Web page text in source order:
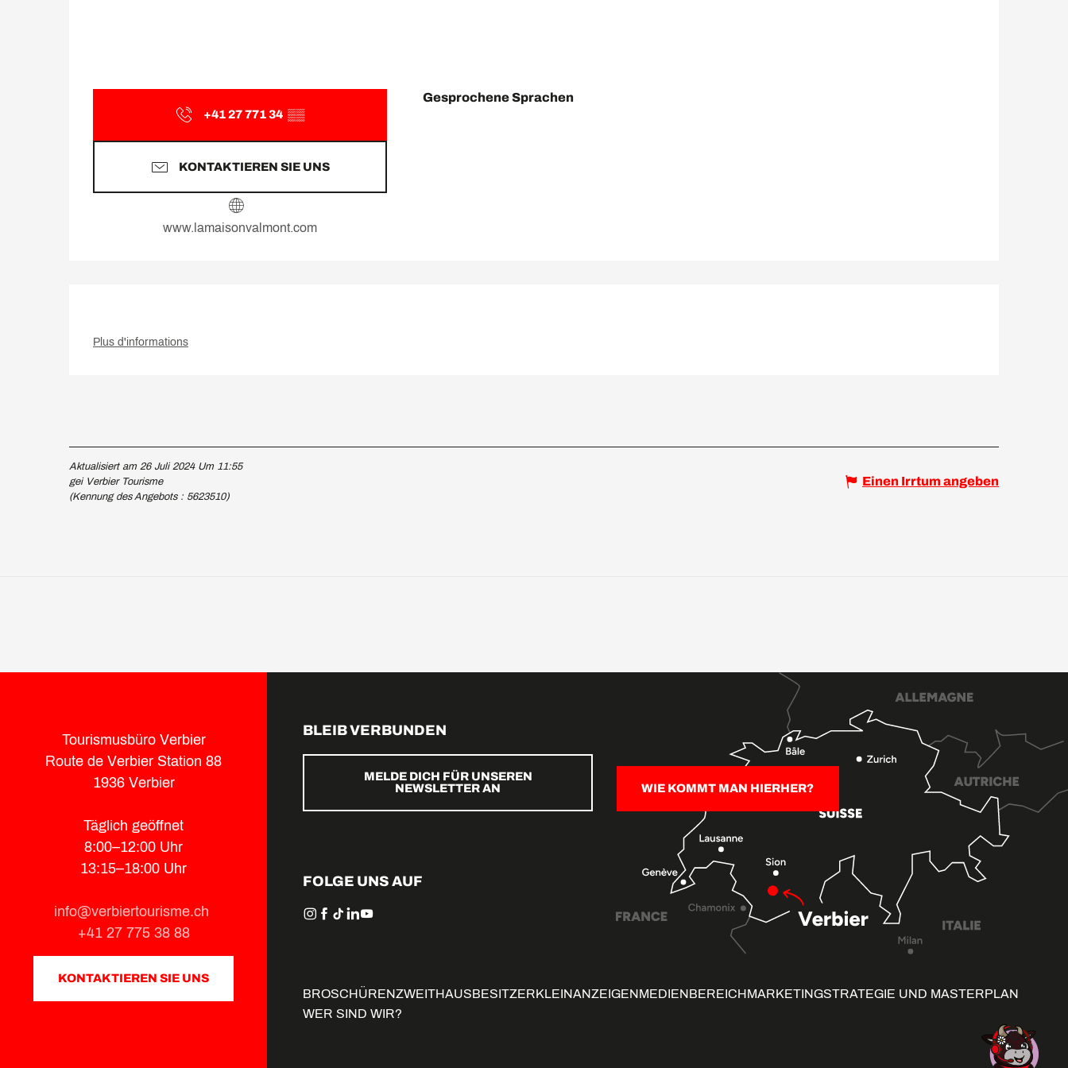
+41 27 771 34 ▒▒
KONTAKTIEREN SIE UNS
www.lamaisonvalmont.com
Gesprochene Sprachen
Gesprochene Sprachen
Plus d'informations
Aktualisiert am 26 Juli 2024 Um 11:55
gei Verbier Tourisme
(Kennung des Angebots : 5623510)
Einen Irrtum angeben
Tourismusbüro Verbier
Route de Verbier Station 88
1936 Verbier
Täglich geöffnet
8:00–12:00 Uhr
13:15–18:00 Uhr
info@verbiertourisme.ch
+41 27 775 38 88
KONTAKTIEREN SIE UNS
BLEIB VERBUNDEN
MELDE DICH FÜR UNSEREN
NEWSLETTER AN
WIE KOMMT MAN HIERHER?
FOLGE UNS AUF
BROSCHÜRENZWEITHAUSBESITZERKLEINANZEIGENMEDIENBEREICHMARKETINGSTRATEGIE UND MASTERPLAN
WER SIND WIR?